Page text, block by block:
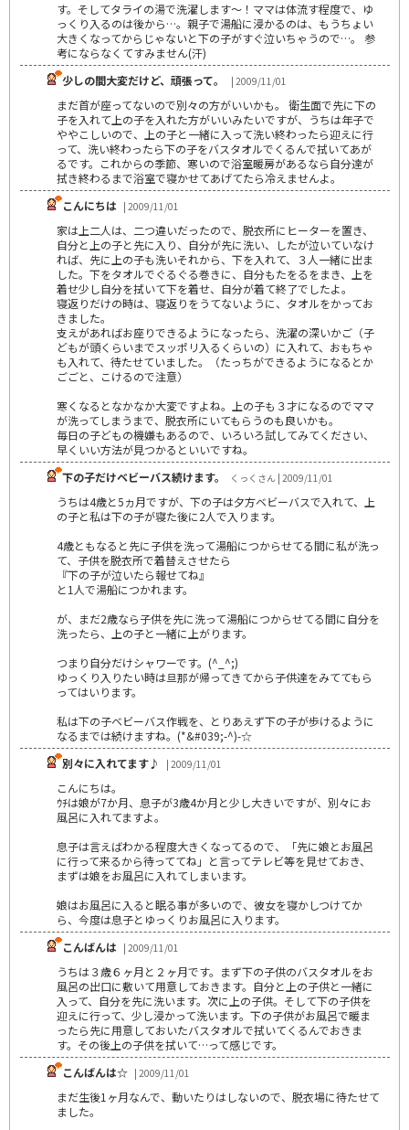
す。そしてタライの湯で洗濯します～！ママは体流す程度で、ゆ
っくり入るのは後から…。親子で湯船に浸かるのは、もうちょい
大きくなってからじゃないと下の子がすぐ泣いちゃうので…。 参
考にならなくてすみません(汗)
少しの間大変だけど、頑張って。
| 2009/11/01
まだ首が座ってないので別々の方がいいかも。 衛生面で先に下の
子を入れて上の子を入れた方がいいみたいですが、うちは年子で
ややこしいので、上の子と一緒に入って洗い終わったら迎えに行
って、洗い終わったら下の子をバスタオルでくるんで拭いてあが
るです。これからの季節、寒いので浴室暖房があるなら自分達が
拭き終わるまで浴室で寝かせてあげてたら冷えませんよ。
こんにちは | 2009/11/01
家は上二人は、二つ違いだったので、脱衣所にヒーターを置き、
自分と上の子と先に入り、自分が先に洗い、したが泣いていなけ
れば、先に上の子も洗いそれから、下を入れて、３人一緒に出ま
した。下をタオルでぐるぐる巻きに、自分もたをるをまき、上を
着せ少し自分を拭いて下を着せ、自分が着て終了でしたよ。
寝返りだけの時は、寝返りをうてないように、タオルをかってお
きました。
支えがあればお座りできるようになったら、洗濯の深いかご（子
どもが頭くらいまでスッポリ入るくらいの）に入れて、おもちゃ
も入れて、待たせていました。（たっちができるようになるとか
ごごと、こけるので注意）
寒くなるとなかなか大変ですよね。上の子も３才になるのでママ
が洗ってしまうまで、脱衣所にいてもらうのも良いかも。
毎日の子どもの機嫌もあるので、いろいろ試してみてください、
早くいい方法が見つかるといいですね。
下の子だけベビーバス続けます。
くっくさん | 2009/11/01
うちは4歳と5ヵ月ですが、下の子は夕方ベビーバスで入れて、上
の子と私は下の子が寝た後に2人で入ります。
4歳ともなると先に子供を洗って湯船につからせてる間に私が洗っ
て、子供を脱衣所で着替えさせたら
『下の子が泣いたら報せてね』
と1人で湯船につかれます。
が、まだ2歳なら子供を先に洗って湯船につからせてる間に自分を
洗ったら、上の子と一緒に上がります。
つまり自分だけシャワーです。(^_^;)
ゆっくり入りたい時は旦那が帰ってきてから子供達をみててもら
ってはいります。
私は下の子ベビーバス作戦を、とりあえず下の子が歩けるように
なるまでは続けますね。(*&#039;-^)-☆
別々に入れてます♪
| 2009/11/01
こんにちは。
ｳﾁは娘が7か月、息子が3歳4か月と少し大きいですが、別々にお
風呂に入れてますよ。
息子は言えばわかる程度大きくなってるので、「先に娘とお風呂
に行って来るから待っててね」と言ってテレビ等を見せておき、
まずは娘をお風呂に入れてしまいます。
娘はお風呂に入ると眠る事が多いので、彼女を寝かしつけてか
ら、今度は息子とゆっくりお風呂に入ります。
こんばんは | 2009/11/01
うちは３歳６ヶ月と２ヶ月です。まず下の子供のバスタオルをお
風呂の出口に敷いて用意しておきます。自分と上の子供と一緒に
入って、自分を先に洗います。次に上の子供。そして下の子供を
迎えに行って、少し浸かって洗います。下の子供がお風呂で暖ま
ったら先に用意しておいたバスタオルで拭いてくるんでおきま
す。その後上の子供を拭いて…って感じです。
こんばんは☆ | 2009/11/01
まだ生後1ヶ月なんで、動いたりはしないので、脱衣場に待たせて
ました。